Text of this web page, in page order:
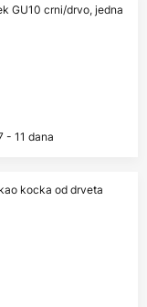
GU10 crni/drvo, jedna
- 11 dana
kocka od drveta